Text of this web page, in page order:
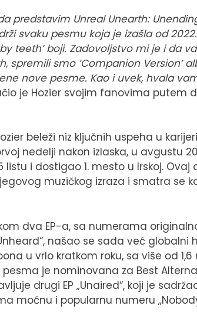
predstavim Unreal Unearth:
svaku pesmu koja je izašla od
teeth’ boji. Zadovoljstvo mi je i da
spremili smo ’Companion Version’
nove pesme. Kao i uvek, hvala
je Hozier svojim fanovima putem
beleži niz ključnih uspeha u
nedelji nakon izlaska, u avgustu
i dostigao 1. mesto u Irskoj. Ovaj
muzičkog izraza i smatra se
dva EP-a, sa numerama
našao se sada već globalni
u vrlo kratkom roku, sa više od
je nominovana za Best
drugi EP „Unaired“, koji je
moćnu i popularnu numeru